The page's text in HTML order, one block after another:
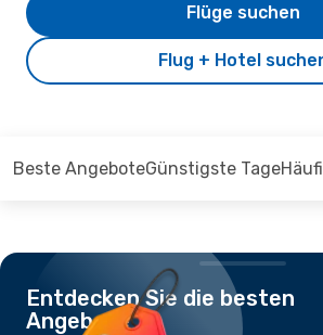
Flug + Hotel
Flüge suchen
Beste AngeboteGünstigste Tage
Entdecken Sie die besten
Angebote